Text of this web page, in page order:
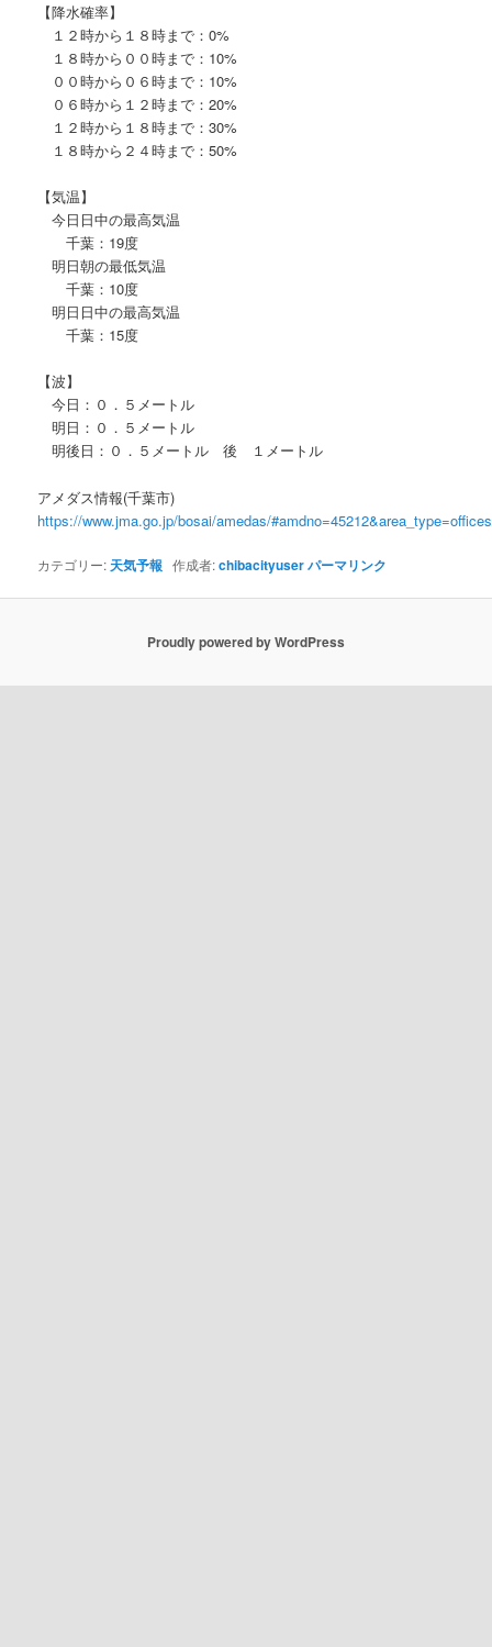
【降水確率】
１２時から１８時まで：0%
１８時から００時まで：10%
００時から０６時まで：10%
０６時から１２時まで：20%
１２時から１８時まで：30%
１８時から２４時まで：50%
【気温】
今日日中の最高気温
千葉：19度
明日朝の最低気温
千葉：10度
明日日中の最高気温
千葉：15度
【波】
今日：０．５メートル
明日：０．５メートル
明後日：０．５メートル 後 １メートル
アメダス情報(千葉市)
https://www.jma.go.jp/bosai/amedas/
カテゴリー: 天気予報 作成者:chibacityuserパーマリンク
Proudly powered by WordPress